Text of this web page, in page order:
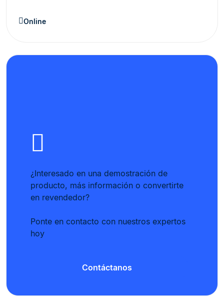
Online
¿Interesado en una demostración de
producto, más información o convertirte
en revendedor?
Ponte en contacto con nuestros expertos
hoy
Contáctanos